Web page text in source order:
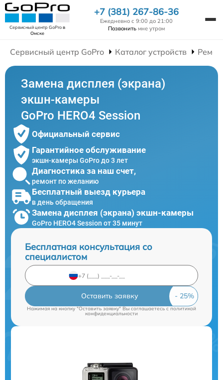
Сервисный центр GoProв
Омске
+7 (381) 267-86-36
Ежедневно с 9:00 до 21:00
Позвонить мне утром
Сервисный центр GoPro Каталог устройств
Замена дисплея (экрана)
экшн-камеры
GoPro HERO4 Session
Официальный сервис
Гарантийное обслуживание
экшн-камеры GoPro до 3 лет
Диагностика за наш счет,
ремонт по желанию
Бесплатный выезд курьера
в день обращения
Замена дисплея (экрана) экшн-камеры
GoPro HERO4 Session от 35 минут
Бесплатная консультация со
специалистом
Оставить заявку
Нажимая на кнопку "Оставить заявку" Вы соглашаетесь c политикой
конфиденциальности